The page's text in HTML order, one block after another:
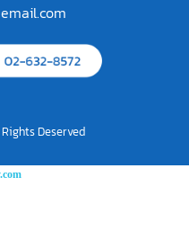
Deserved